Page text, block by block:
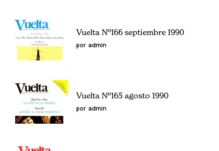
Vuelta Nº166 septiembre 1990
por admin
Vuelta Nº165 agosto 1990
por admin